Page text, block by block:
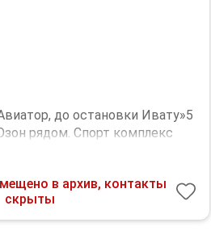
мебель - кухня, хранение
холодильник, плита,
до остановки Ивату»5
рядом. Спорт комплекс
Диван
мебель - кухня, хранение
холодильник, плита,
в архив, контакты
скрыты